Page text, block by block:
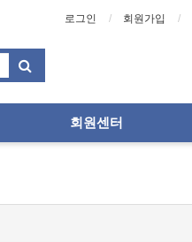
로그인 회원가입
회원센터